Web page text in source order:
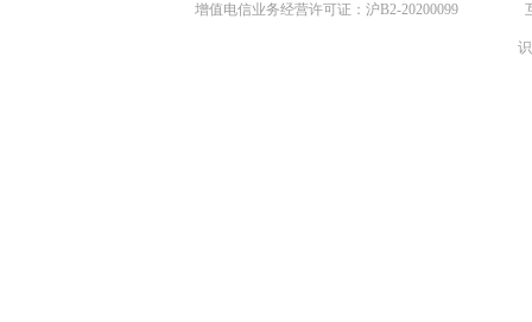
增值电信业务经营许可证：沪B2-20200099